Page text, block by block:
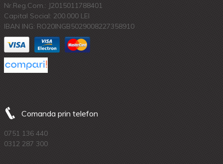
Nr.Reg.Com.: J2015011788401
Capital Social: 200.000 LEI
IBAN ING: RO20INGB5029008227358910
Comanda prin telefon
0751 136 440
0312 287 300